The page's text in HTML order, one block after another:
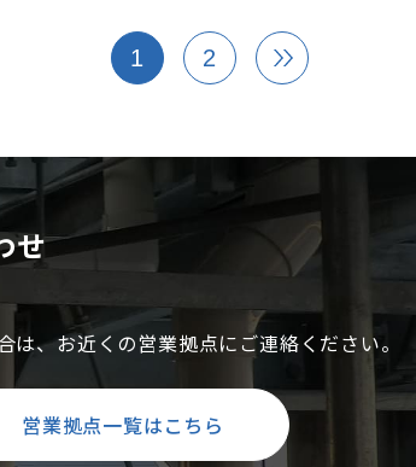
トを抑えておきましょう。
1 2
せ
、お近くの営業拠点にご連絡ください。
営業拠点一覧はこちら